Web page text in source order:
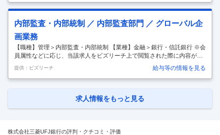
業の海外事業戦略を踏まえた商流捕捉およびFX提案、大企業のグローバ
ルベースでの財務戦略提案等 【部署概要】 ■日系大企業法人顧客向け外
為・トランザクションバンキングにかかる施策立案・推進（対顧客提案
のみならず、大企業法人営業担当者向け行内情宣・勉強会などを通じた
業務推進体制構築、データ分析を通じた推進対象マーケティングも含
む） ■…
内部監査・内部統制 ／ 内部監査部門 ／ グローバル企
画業務
【職種】管理＞内部監査・内部統制 【業種】金融＞銀行・信託銀行 ※会
員属性などに応じ、当該求人をビズリーチ上で閲覧された際に内容が異
なる場合があります 【業務内容】 ・MUFGグローバル領域における監査
企画業務（グローバル監査戦略・施策の企画立案・実行・管理業務等）
・グローバル監査会議、各種経営会議・監査（等）委員会宛の報告対応
等の海外主要拠点の監査クルーとの英語による業務推進・交渉等 【魅
提供：ビズリーチ 給与等の情報を見る
求人情報をもっと見る
株式会社三菱UFJ銀行の評判・クチコミ・評価